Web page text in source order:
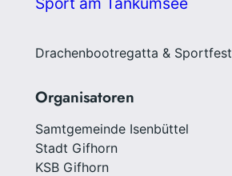
Drachenbootregatta & Sportfest
Organisatoren
Samtgemeinde Isenbüttel
Stadt Gifhorn
KSB Gifhorn